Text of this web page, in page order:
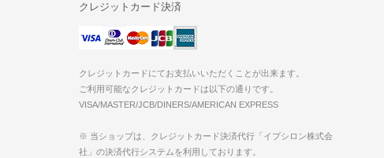
クレジットカード決済
クレジットカードにてお支払いいただくことが出来ます。
ご利用可能なクレジットカードは以下の通りです。
VISA/MASTER/JCB/DINERS/AMERICAN EXPRESS
※ 当ショップは、クレジットカード決済代行「イプシロン株式会
社」の決済代行システムを利用しております。